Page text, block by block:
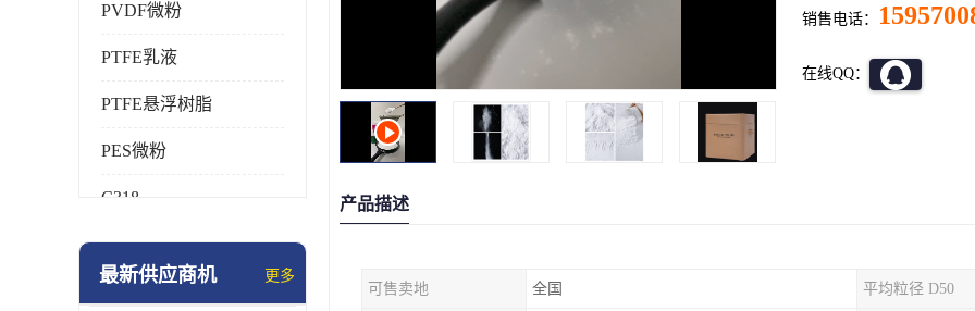
PVDF微粉
PTFE乳液
PTFE悬浮树脂
PES微粉
C318
HFP
最新供应商机 更多
销售电话：
在线QQ：
产品描述
可售卖地 全国 平均粒径 D50